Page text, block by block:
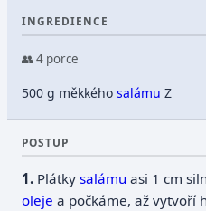
INGREDIENCE
👥 4 porce
500 g měkkéhosalámu Z
POSTUP
Plátkysalámu asi 1 cm
oleje a počkáme, až vytvoří